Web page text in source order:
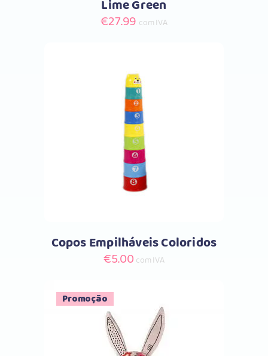
Lime Green
€27.99 com IVA
Comprar
Copos Empilháveis Coloridos
€5.00 com IVA
Promoção